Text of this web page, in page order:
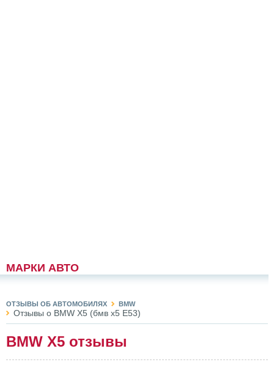
МАРКИ АВТО
ОТЗЫВЫ ОБ АВТОМОБИЛЯХ BMW
Отзывы о BMW X5 (бмв х5 E53)
BMW X5 отзывы